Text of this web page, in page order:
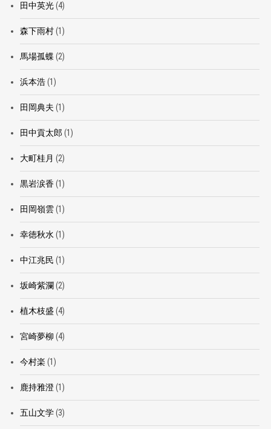
田中英光(4)
森下雨村(1)
馬場孤蝶 (2)
浜本浩(1)
田岡典夫 (1)
田中貢太郎 (1)
大町桂月 (2)
黒岩涙香(1)
田岡嶺雲(1)
幸徳秋水 (1)
中江兆民 (1)
坂崎紫瀾 (2)
植木枝盛 (4)
宮崎夢柳 (4)
今村楽 (1)
鹿持雅澄(1)
五山文学(3)